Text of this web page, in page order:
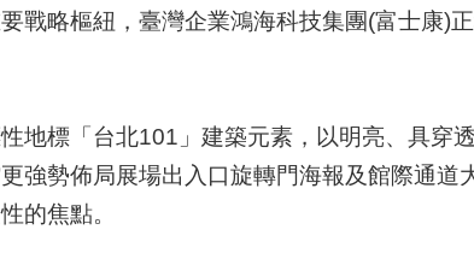
戰略樞紐，臺灣企業鴻海科技集團(富士康)
地標「台北101」建築元素，以明亮、具穿
強勢佈局展場出入口旋轉門海報及館際通
的焦點。